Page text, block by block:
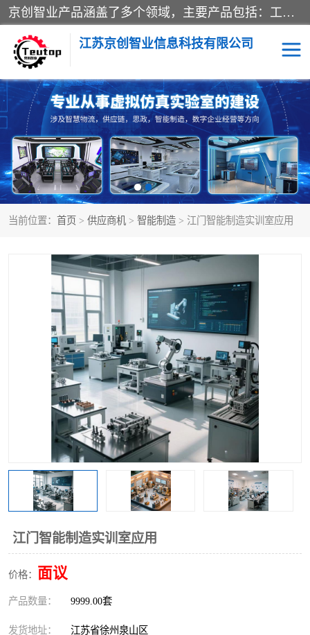
京创智业产品涵盖了多个领域，主要产品包括：工业4.0生产线解决方案，智慧物流综合实训室，教学设备与实验室建设，虚拟仿真实验室等。公司将秉持“创新、执着、诚信、共赢”的理念，以“将服务当作使命”为核心价值观，致力于为客户创造价值，与客户、合作伙伴和员工共同成长。
江苏京创智业信息科技有限公司
当前位置： 首页 > 供应商机 > 智能制造 > 江门智能制造实训室应用
江门智能制造实训室应用
价格： 面议
产品数量： 9999.00套
发货地址： 江苏省徐州泉山区
VR物流实训 低碳供应链
生产系统仿真 冷链物流
供应链管理 思政
智慧零售实训 智能制造
智慧物流实训室 质量管理实验台
物流数字孪生 数字企业经营
工业工程实训室